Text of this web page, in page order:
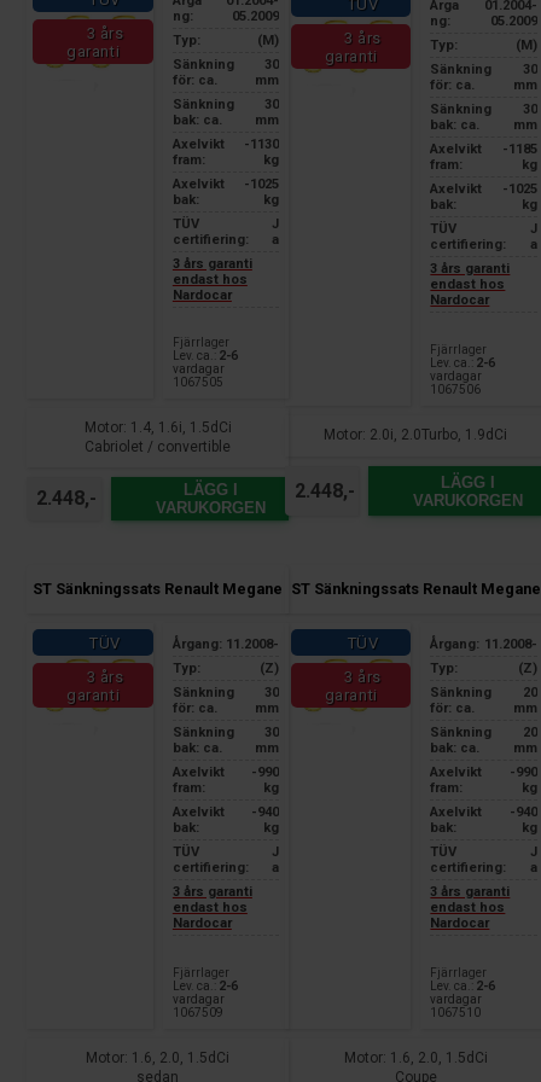
3 års
garanti
ng:
05.2009
Typ:
(M)
Sänkning
för: ca.
30
mm
Sänkning
bak: ca.
30
mm
Axelvikt
fram:
-1130
kg
Axelvikt
bak:
-1025
kg
TÜV
certifiering:
J
a
3 års garanti
endast hos
Nardocar
Fjärrlager
Lev. ca.:
2-6
vardagar
1067505
Motor: 1.4, 1.6i, 1.5dCi
Cabriolet / convertible
2.448,-
LÄGG I
VARUKORGEN
TÜV
3 års
garanti
Årga
ng:
01.2004-
05.2009
Typ:
(M)
Sänkning
för: ca.
30
mm
Sänkning
bak: ca.
30
mm
Axelvikt
fram:
-1185
kg
Axelvikt
bak:
-1025
kg
TÜV
certifiering:
J
a
3 års garanti
endast hos
Nardocar
Fjärrlager
Lev. ca.: 2-6
vardagar
1067506
Motor: 2.0i, 2.0Turbo, 1.9dCi
2.448,-
LÄGG I
VARUKORGEN
ST Sänkningssats Renault Megane
TÜV
3 års
garanti
Årgang: 11.2008-
Typ:
(Z)
Sänkning
för: ca.
30
mm
Sänkning
bak: ca.
30
mm
Axelvikt
fram:
-990
kg
Axelvikt
bak:
-940
kg
TÜV
certifiering:
J
a
3 års garanti
endast hos
Nardocar
Fjärrlager
Lev. ca.:
2-6
vardagar
1067509
Motor: 1.6, 2.0, 1.5dCi
sedan
ST Sänkningssats Renault Megane
TÜV
3 års
garanti
Årgang: 11.2008-
Typ:
(Z)
Sänkning
för: ca.
20
mm
Sänkning
bak: ca.
20
mm
Axelvikt
fram:
-990
kg
Axelvikt
bak:
-940
kg
TÜV
certifiering:
J
a
3 års garanti
endast hos
Nardocar
Fjärrlager
Lev. ca.: 2-6
vardagar
1067510
Motor: 1.6, 2.0, 1.5dCi
Coupe